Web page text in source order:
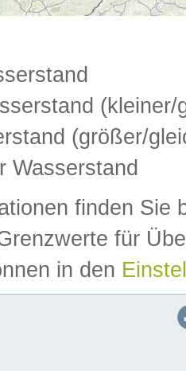
(kleiner/
(größer/
Wasserstand
finden Sie
für
in den